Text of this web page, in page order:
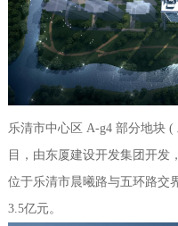
乐清市中心区 A-g4 部分地块
目， 由东厦建设开发集团开发
位于乐清市晨曦路与五环路交
3.5亿元。